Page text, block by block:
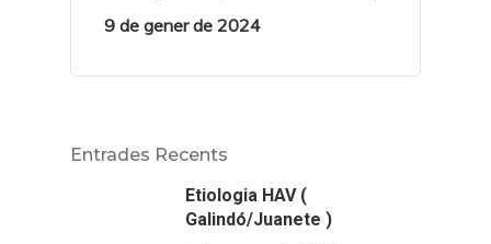
9 de gener de 2024
Entrades Recents
Etiologia HAV (
Galindó/Juanete )